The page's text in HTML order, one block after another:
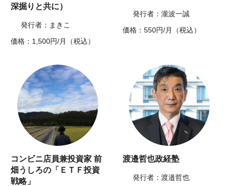
深掘りと共に）
発行者：まきこ
価格：1,500円/月（税込）
発行者：瀧波一誠
価格：550円/月（税込）
コンビニ店員兼投資家 前
畑うしろの「ＥＴＦ投資
戦略」
渡邉哲也政経塾
発行者：渡邉哲也